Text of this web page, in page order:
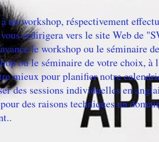
un workshop, réspectivement
redirigera vers le site Web de
le workshop ou le séminaire
ou le séminaire de votre choix,
mieux pour planifier notre
des sessions individuelles en
des raisons techniques un